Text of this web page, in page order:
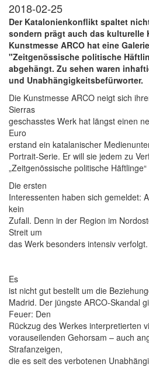
2018-02-25
Der Katalonienkonflikt spaltet
sondern prägt auch das kulturelle
Kunstmesse ARCO hat eine
"Zeitgenössische politische
abgehängt. Zu sehen waren
und Unabhängigkeitsbefürworter.
Die Kunstmesse ARCO neigt sich
Sierras
geschasstes Werk hat längst einen
Euro
erstand ein katalanischer
Portrait-Serie. Er will sie jedem zu
„Zeitgenössische politische
Die ersten
Interessenten haben sich gemeldet:
kein
Zufall. Denn in der Region im
Streit um
das Werk besonders intensiv verfolgt.
Es
ist nicht gut bestellt um die
Madrid. Der jüngste ARCO-Skandal
Feuer: Den
Rückzug des Werkes interpretierten
vorauseilenden Gehorsam – auch
Strafanzeigen,
die es seit des verbotenen